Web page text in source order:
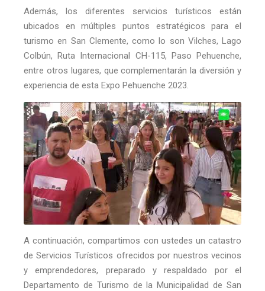
Además, los diferentes servicios turísticos están
ubicados en múltiples puntos estratégicos para el
turismo en San Clemente, como lo son Vilches, Lago
Colbún, Ruta Internacional CH-115, Paso Pehuenche,
entre otros lugares, que complementarán la diversión y
experiencia de esta Expo Pehuenche 2023.
A continuación, compartimos con ustedes un catastro
de Servicios Turísticos ofrecidos por nuestros vecinos
y emprendedores, preparado y respaldado por el
Departamento de Turismo de la Municipalidad de San